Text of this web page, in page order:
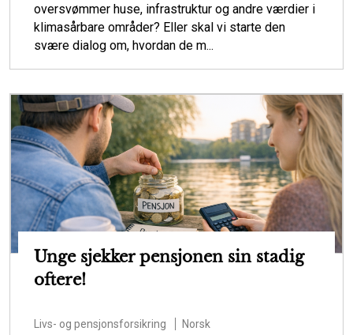
oversvømmer huse, infrastruktur og andre værdier i
klimasårbare områder? Eller skal vi starte den
svære dialog om, hvordan de m...
Unge sjekker pensjonen sin stadig
oftere!
Livs- og pensjonsforsikring Norsk